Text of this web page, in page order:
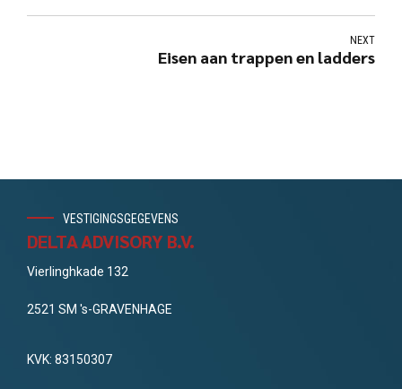
NEXT
Eisen aan trappen en ladders
VESTIGINGSGEGEVENS
DELTA ADVISORY B.V.
Vierlinghkade 132
2521 SM 's-GRAVENHAGE
KVK: 83150307